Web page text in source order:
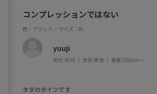
コンプレッションではない
色：ブラック ／サイズ：8L
yuuji
年代:40代 性別:男性 身長:180cm～
タダのタイツです